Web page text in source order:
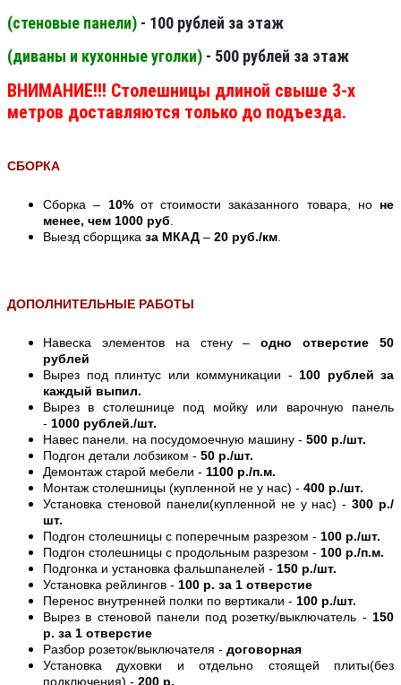
(стеновые панели) - 100 рублей за этаж
(диваны и кухонные уголки) - 500 рублей за этаж
ВНИМАНИЕ!!! Столешницы длиной свыше 3-х
метров доставляются только до подъезда.
СБОРКА
Сборка – 10%от стоимости заказанного товара, но не
менее, чем 1000 руб
Выезд сборщика за МКАД – 20 руб./км
ДОПОЛНИТЕЛЬНЫЕ РАБОТЫ
Навеска элементов на стену –одно отверстие 50
рублей
Вырез под плинтус или коммуникации - 100 рублей за
каждый выпил.
Вырез в столешнице под мойку или варочную панель
- 1000 рублей./шт.
Навес панели. на посудомоечную машину - 500 р./шт.
Подгон детали лобзиком - 50 р./шт.
Демонтаж старой мебели - 1100 р./п.м.
Монтаж столешницы (купленной не у нас) - 400 р./шт.
Установка стеновой панели(купленной не у нас) -300 р./
шт.
Подгон столешницы с поперечным разрезом - 100 р./шт.
Подгон столешницы с продольным разрезом - 100 р./п.м.
Подгонка и установка фальшпанелей - 150 р./шт.
Установка рейлингов - 100 р. за 1 отверстие
Перенос внутренней полки по вертикали - 100 р./шт.
Вырез в стеновой панели под розетку/выключатель - 150
р. за 1 отверстие
Разбор розеток/выключателя - договорная
Установка духовки и отдельно стоящей плиты(без
подключения) - 200 р.